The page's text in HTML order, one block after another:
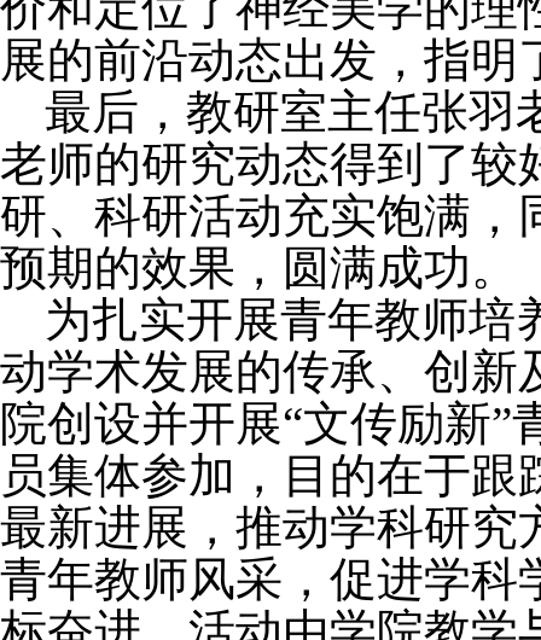
展的前沿动态出发， 指明
最后，教研室主任张羽
老师的研究动态得到了较
研、科研活动充实饱满，
预期的效果，圆满成功。
为扎实开展青年教师培
动学术发展的传承、创新
院创设并开展“文传励新
员集体参加，目的在于
最新进展，推动学科研究
青年教师风采，促进学科